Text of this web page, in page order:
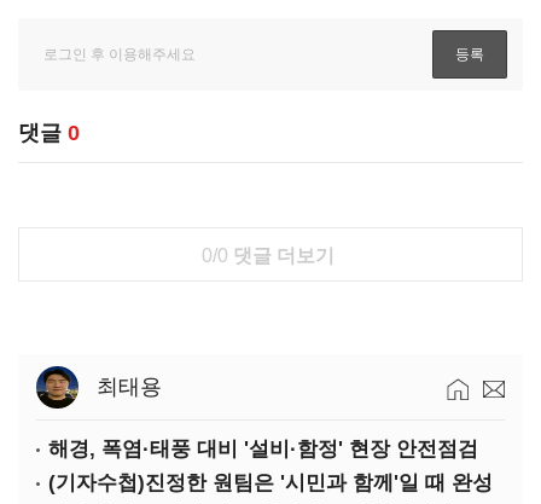
댓글 0
0/0 댓글 더보기
최태용
해경, 폭염·태풍 대비 '설비·함정' 현장 안전점검
(기자수첩)진정한 원팀은 '시민과 함께'일 때 완성